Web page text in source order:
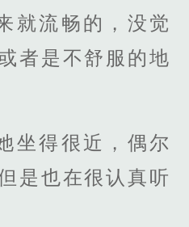
就流畅的，没觉
者是不舒服的地
坐得很近，偶尔
是也在很认真听